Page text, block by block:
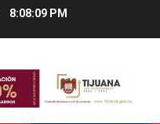
8:08:10 PM